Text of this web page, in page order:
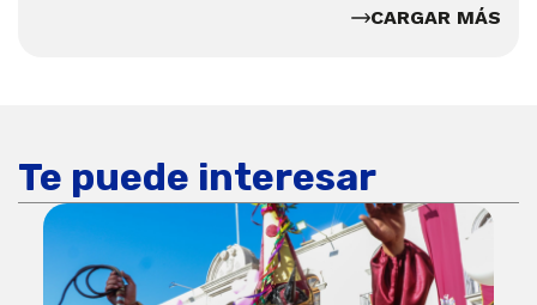
CARGAR MÁS
Te puede interesar